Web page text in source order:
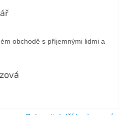
je 5 z 5 hvězdiček.
obchodě s příjemnými lidmi a
je 5 z 5 hvězdiček.